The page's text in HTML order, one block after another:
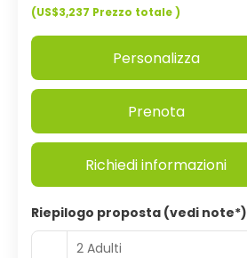
(US$3,237 Prezzo totale)
Personalizza
Prenota
Richiedi informazioni
Riepilogo proposta (vedi note*)
2 Adulti